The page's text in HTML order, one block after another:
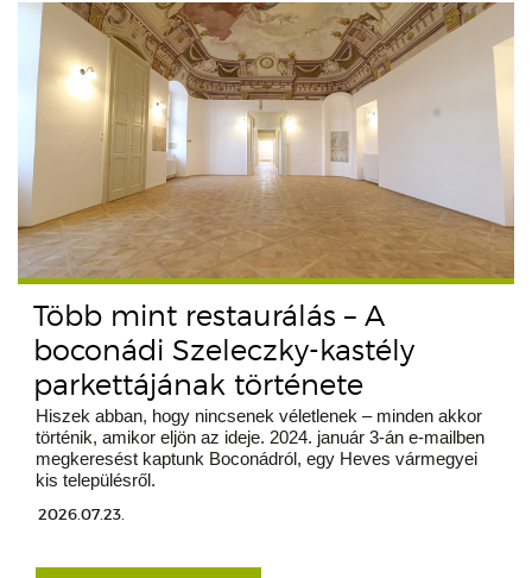
Több mint restaurálás – A
boconádi Szeleczky-kastély
parkettájának története
Hiszek abban, hogy nincsenek véletlenek – minden akkor
történik, amikor eljön az ideje. 2024. január 3-án e-mailben
megkeresést kaptunk Boconádról, egy Heves vármegyei
kis településről.
2026.07.23.